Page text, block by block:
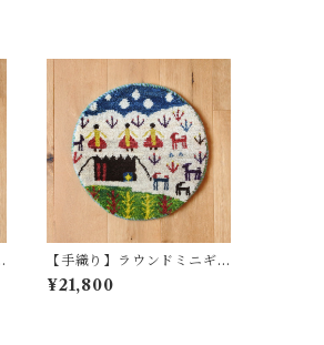
【手織り】ラウンドミニギ
ャッベ No.1202
¥21,800